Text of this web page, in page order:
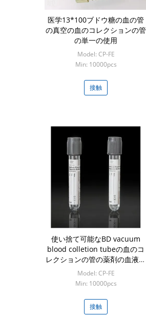
医学13*100ブドウ糖の血の管
の真空の血のコレクションの管
の単一の使用
Model: CP-FE
Min: 10000pcs
接触
使い捨て可能なBD vacuum
blood colletion tubeの血のコ
レクションの管の薬剤の血液検
査
Model: CP-FE
Min: 10000pcs
接触